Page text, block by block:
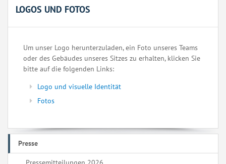
LOGOS UND FOTOS
Um unser Logo herunterzuladen, ein Foto unseres Teams
oder des Gebäudes unseres Sitzes zu erhalten, klicken Sie
bitte auf die folgenden Links:
Logo und visuelle Identität
Fotos
Presse